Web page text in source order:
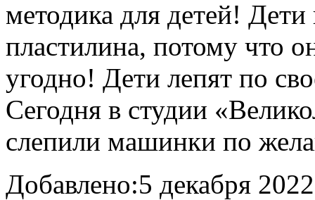
методика для детей!
пластилина, потому что
угодно! Дети лепят по
Сегодня в студии
слепили машинки по
Добавлено:5 декабря